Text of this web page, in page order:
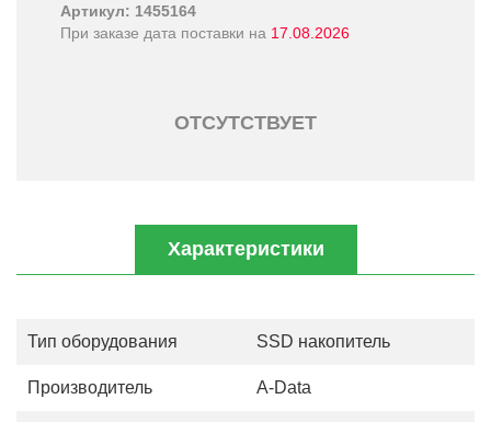
Артикул: 1455164
При заказе дата поставки на 17.08.2026
ОТСУТСТВУЕТ
Характеристики
Тип оборудования SSD накопитель
Производитель A-Data